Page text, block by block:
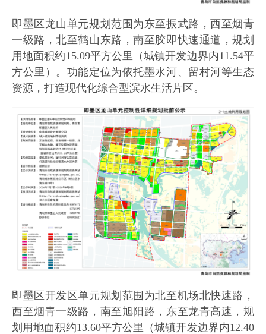
即墨区龙山单元规划范围为东至振武路，西至烟青
一级路，北至鹤山东路，南至胶即快速通道，规划
用地面积约15.09平方公里（城镇开发边界内11.54平
方公里）。功能定位为依托墨水河、留村河等生态
资源，打造现代化综合型滨水生活片区。
即墨区开发区单元规划范围为北至机场北快速路，
西至烟青一级路，南至旭阳路，东至龙青高速，规
划用地面积约13.60平方公里（城镇开发边界内12.40